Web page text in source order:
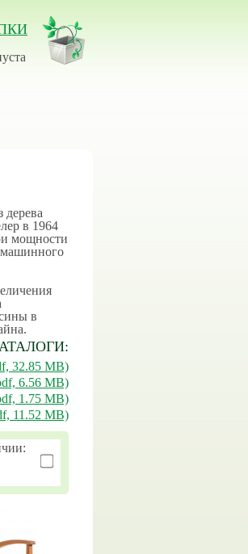
дерева
в 1964
мощности
машинного
в
32.85 MB)
6.56 MB)
1.75 MB)
11.52 MB)